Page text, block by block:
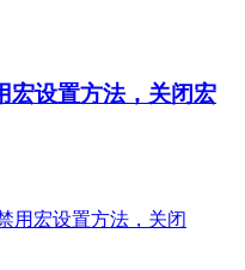
宏设置方法，关闭宏